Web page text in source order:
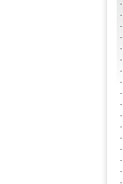
-
-
-
-
-
-
-
-
-
-
-
-
-
-
-
-
-